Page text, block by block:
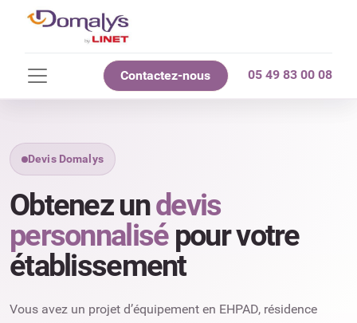
Contactez-nous 05 49 83 00 08
Devis Domalys
Obtenez undevis
personnalisépour votre
établissement
Vous avez un projet d’équipement en EHPAD, résidence